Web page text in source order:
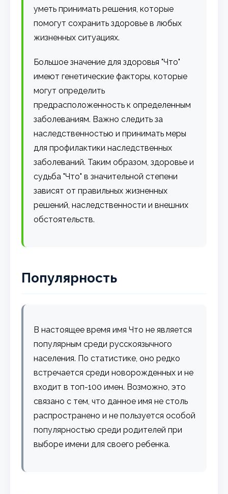
уметь принимать решения, которые
помогут сохранить здоровье в любых
жизненных ситуациях.
Большое значение для здоровья "Что"
имеют генетические факторы, которые
могут определить
предрасположенность к определенным
заболеваниям. Важно следить за
наследственностью и принимать меры
для профилактики наследственных
заболеваний. Таким образом, здоровье и
судьба "Что" в значительной степени
зависят от правильных жизненных
решений, наследственности и внешних
обстоятельств.
Популярность
В настоящее время имя Что не является
популярным среди русскоязычного
населения. По статистике, оно редко
встречается среди новорожденных и не
входит в топ-100 имен. Возможно, это
связано с тем, что данное имя не столь
распространено и не пользуется особой
популярностью среди родителей при
выборе имени для своего ребенка.